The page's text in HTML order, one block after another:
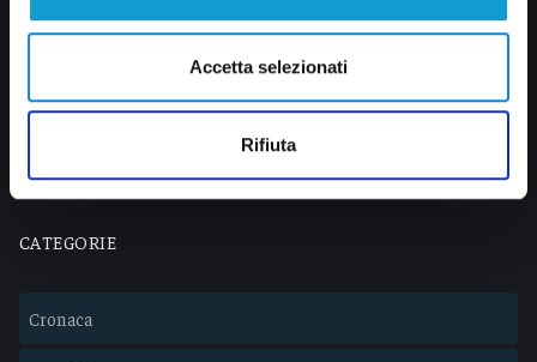
Accetta selezionati
Rifiuta
Via Pasubio, 36 – 63074 San Benedetto del Tronto (AP)
info@veratv.it
CATEGORIE
Cronaca